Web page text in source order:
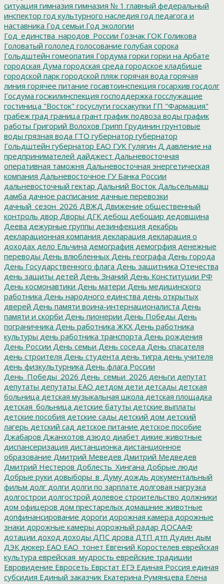
ситуация гимназия гимназия № 1 главный федеральный
инспектор год культурного наследия год педагога и
наставника Год семьи Год экологии
Год_единства_народов_России Гознак ГОК Голикова
Головатый гололед голосование голубая сорока
Гольдштейн гомеопатия Гордума горки горки на Арбате
городская Дума городская среда городское кладбище
городской парк городской пляж горячая вода горячая
линия горячее питание госавтоинспекция госархив госдолг
Госдума госжилинспекция господдержка госслужащие
гостиница "Восток" госуслуги госхакупки ГП "Фармация"
грабеж град граница грант график подвоза воды график
работы Григорий Волохов Грипп Грудинин грунтовые
воды грязная вода ГТО губернатор губернатор
Гольдштейн губернатор ЕАО ГУК Гулягин Д давление на
предпринимателей дайджест Дальневосточная
оперативная таможня Дальневосточная энергетическая
компания Дальневосточное ГУ Банка России
дальневосточный гектар Дальний Восток Дальсельмаш
дамба дачное расписание дачные перевозки
дачный_сезон_2026 ДВЖД Движение общественный
контроль двор Дворы ДГК дебош дебошир дедовщина
Деева дежурные группы дезинфекция декабрь
декларационная компания декларация декларация о
доходах дело Ельчина демография демогрфия денежные
переводы День влюбленных День географа День города
День Государственного флага День защитника Отечества
день защиты детей День Знаний День Конституции РФ
День космонавтики День матери День медицинского
работника День народного единства день открытых
дверей День памяти воина-интернационалиста День
памяти и скорби День пионерии День Победы День
пограничника День работника ЖКХ День работника
культуры день работника транспорта День рождения
День России День семьи День соседа День спасателя
день строителя День студента день тигра день учителя
день физкультурника День флага России
День_Победы_2026 День_семьи_2026 деньги депутат
депутаты депутаты ЕАО детдом дети детсады детская
больница детская музыкальная школа детская площадка
детская_больница детские батуты детские выплаты
детские пособия детские сады детский дом детский
лагерь детский сад детское питание детское пособие
Джабаров Джанхотов дзюдо диабет дикие животные
диспансеризация дистанционка дистанционное
образование Дмитрий Меведев Дмитрий Медведев
Дмитрий Нестеров Доблесть_Хингана Добрые люди
Добрые руки довыборы_в_Думу дождь документальный
фильм долг долги долги по зарплате долговая нагрузка
долгострои долгострой долевое строительство должники
дом офицеров дом престарелых домашние животные
допфинансирование дороги дорожная камера дорожные
знаки дорожные камеры дорожный радар ДОСААФ
дотации доход доходы ДПС дрова ДТП дтп Дудин дым
ДЭК дюкер ЕАО ЕАО_тонет Евгений Коростелев еврейская
культура еврейская_мудрость еврейские традиции
Евровидение Евросеть Еврстат ЕГЭ Единая Россия единая
субсидия Единый заказчик Екатерина Румянцева Елена